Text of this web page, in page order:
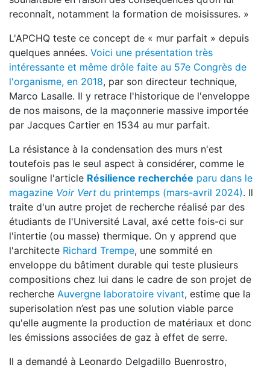
reconnaît, notamment la formation de moisissures. »
L'APCHQ teste ce concept de « mur parfait » depuis
quelques années. Voici une présentation très
intéressante et même drôle faite au 57e Congrès de
l'organisme, en 2018, par son directeur technique,
Marco Lasalle. Il y retrace l'historique de l'enveloppe
de nos maisons, de la maçonnerie massive importée
par Jacques Cartier en 1534 au mur parfait.
La résistance à la condensation des murs n'est
toutefois pas le seul aspect à considérer, comme le
souligne l'article Résilience recherchée paru dans le
magazine Voir Vert du printemps (mars-avril 2024). Il
traite d'un autre projet de recherche réalisé par des
étudiants de l'Université Laval, axé cette fois-ci sur
l'intertie (ou masse) thermique. On y apprend que
l'architecte Richard Trempe, une sommité en
enveloppe du bâtiment durable qui teste plusieurs
compositions chez lui dans le cadre de son projet de
recherche Auvergne laboratoire vivant, estime que la
superisolation n’est pas une solution viable parce
qu'elle augmente la production de matériaux et donc
les émissions associées de gaz à effet de serre.
Il a demandé à Leonardo Delgadillo Buenrostro,